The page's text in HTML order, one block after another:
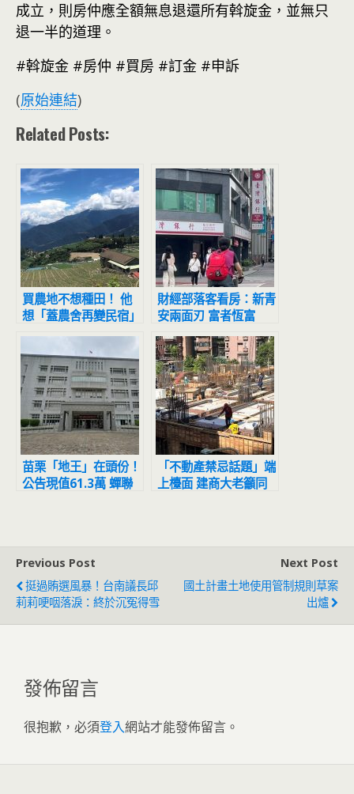
成立，則房仲應全額無息退還所有斡旋金，並無只
退一半的道理。
#斡旋金 #房仲 #買房 #訂金 #申訴
(原始連結)
Related Posts:
買農地不想種田！ 他
想「蓋農舍再變民宿」
專家坦言：沒時間了
財經部落客看房：新青
安兩面刃 富者恆富
「差在1觀念」
苗栗「地王」在頭份！
公告現值61.3萬 蟬聯
「不動產禁忌話題」端
上檯面 建商大老籲同
Previous Post
挺過賄選風暴！台南議長邱
莉莉哽咽落淚：終於沉冤得雪
Next Post
國土計畫土地使用管制規則草案
出爐
發佈留言
很抱歉，必須登入網站才能發佈留言。